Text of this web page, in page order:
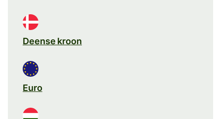
Deense kroon
Euro